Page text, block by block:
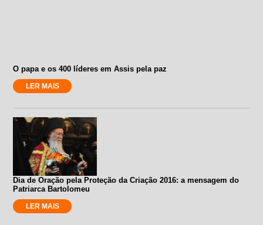
O papa e os 400 líderes em Assis pela paz
LER MAIS
Dia de Oração pela Proteção da Criação 2016: a mensagem do
Patriarca Bartolomeu
LER MAIS